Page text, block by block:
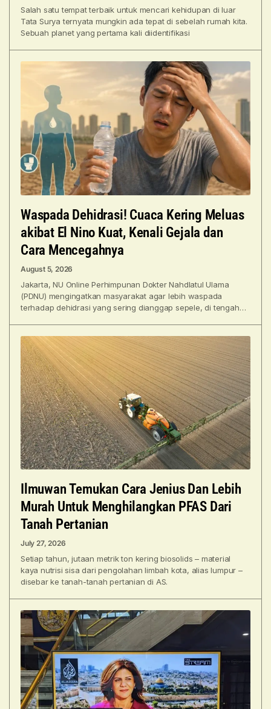
Salah satu tempat terbaik untuk mencari kehidupan di luar
Tata Surya ternyata mungkin ada tepat di sebelah rumah kita.
Sebuah planet yang pertama kali diidentifikasi
Waspada Dehidrasi! Cuaca Kering Meluas
akibat El Nino Kuat, Kenali Gejala dan
Cara Mencegahnya
August 5, 2026
Jakarta, NU Online Perhimpunan Dokter Nahdlatul Ulama
(PDNU) mengingatkan masyarakat agar lebih waspada
terhadap dehidrasi yang sering dianggap sepele, di tengah
Ilmuwan Temukan Cara Jenius Dan Lebih
Murah Untuk Menghilangkan PFAS Dari
Tanah Pertanian
July 27, 2026
Setiap tahun, jutaan metrik ton kering biosolids – material
kaya nutrisi sisa dari pengolahan limbah kota, alias lumpur –
disebar ke tanah-tanah pertanian di AS.